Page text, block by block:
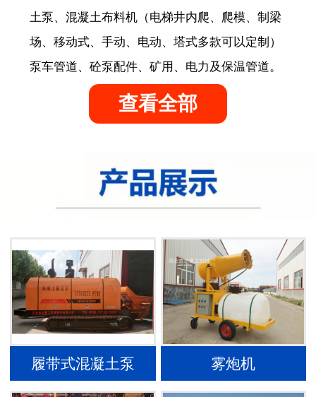
土泵、混凝土布料机（电梯井内爬、爬模、制梁
场、移动式、手动、电动、塔式多款可以定制）
泵车管道、砼泵配件、矿用、电力及保温管道。
查看全部
履带式混凝土泵 雾炮机